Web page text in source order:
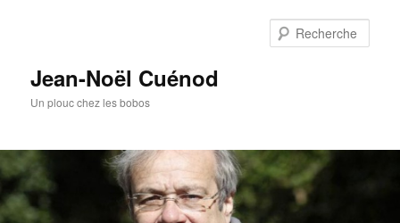
Jean-Noël Cuénod
Un plouc chez les bobos